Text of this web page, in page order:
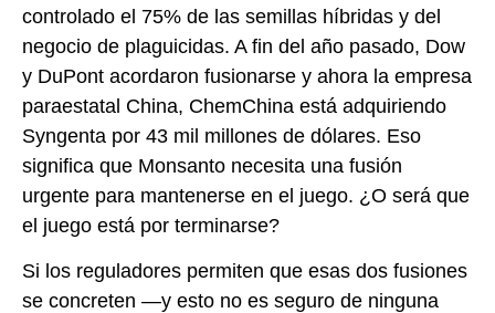
controlado el 75% de las semillas híbridas y del
negocio de plaguicidas. A fin del año pasado, Dow
y DuPont acordaron fusionarse y ahora la empresa
paraestatal China, ChemChina está adquiriendo
Syngenta por 43 mil millones de dólares. Eso
significa que Monsanto necesita una fusión
urgente para mantenerse en el juego. ¿O será que
el juego está por terminarse?
Si los reguladores permiten que esas dos fusiones
se concreten —y esto no es seguro de ninguna